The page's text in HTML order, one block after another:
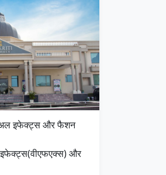
इफेक्ट्स और फैशन
और